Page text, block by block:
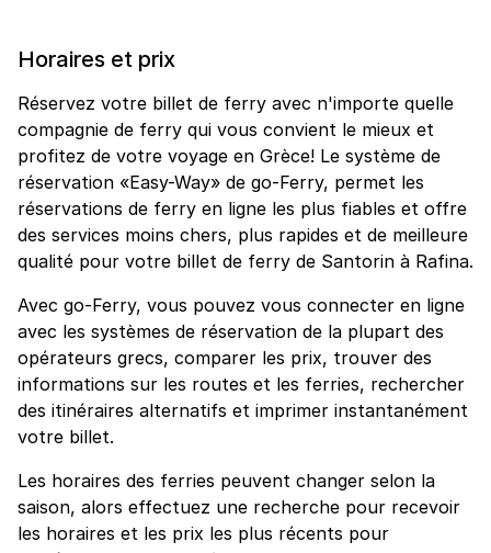
Horaires et prix
Réservez votre billet de ferry avec n'importe quelle
compagnie de ferry qui vous convient le mieux et
profitez de votre voyage en Grèce! Le système de
réservation «Easy-Way» de go-Ferry, permet les
réservations de ferry en ligne les plus fiables et offre
des services moins chers, plus rapides et de meilleure
qualité pour votre billet de ferry de Santorin à Rafina.
Avec go-Ferry, vous pouvez vous connecter en ligne
avec les systèmes de réservation de la plupart des
opérateurs grecs, comparer les prix, trouver des
informations sur les routes et les ferries, rechercher
des itinéraires alternatifs et imprimer instantanément
votre billet.
Les horaires des ferries peuvent changer selon la
saison, alors effectuez une recherche pour recevoir
les horaires et les prix les plus récents pour